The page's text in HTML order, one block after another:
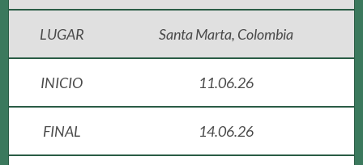
LUGAR Santa Marta, Colombia
INICIO 11.06.26
FINAL 14.06.26